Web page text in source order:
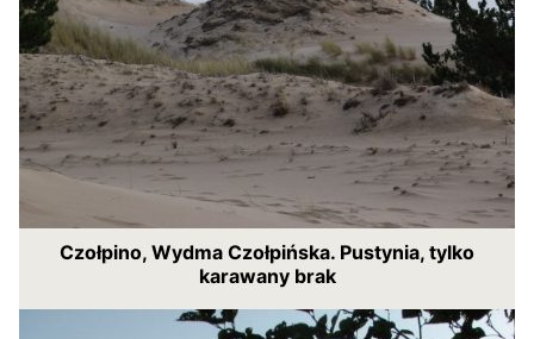
Czołpino, Wydma Czołpińska. Pustynia, tylko
karawany brak